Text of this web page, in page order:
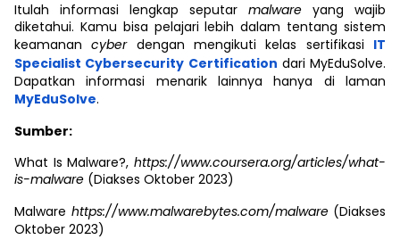
Itulah informasi lengkap seputar malware yang wajib
diketahui. Kamu bisa pelajari lebih dalam tentang sistem
keamanancyberdengan mengikuti kelas sertifikasi IT
Specialist Cybersecurity Certification dari MyEduSolve.
Dapatkan informasi menarik lainnya hanya di laman
MyEduSolve.
Sumber:
What Is Malware?, https://www.coursera.org/articles/what-
is-malware (Diakses Oktober 2023)
Malware https://www.malwarebytes.com/malware (Diakses
Oktober 2023)